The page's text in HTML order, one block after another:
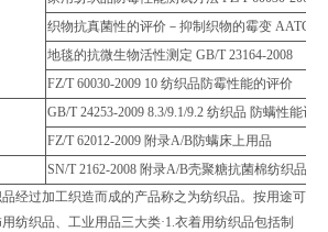
织物抗真菌性的评价－抑制织物的霉变 AATCC
地毯的抗微生物活性测定 GB/T 23164-2008
FZ/T 60030-2009 10 纺织品防霉性能的评价
GB/T 24253-2009 8.3/9.1/9.2 纺织品 防螨性能评价
FZ/T 62012-2009 附录A/B防螨床上用品
SN/T 2162-2008 附录A/B壳聚糖抗菌棉纺织品检
经过加工织造而成的产品称之为纺织品。按用途可
纺织品、工业用品三大类·1.衣着用纺织品包括制